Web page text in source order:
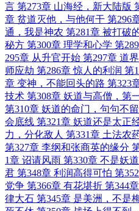
言 第273章 山海经，新大陆版
章 贫道灭他，与他何干 第296
通，我是神农 第281章 被打破
秘方 第300章 理学和心学 第
295章 从升官开始 第297章 道
师应劫 第286章 惊人的利润 第
章 变神，不能回头的路 第323
技术 第308章 妖道与高僧，第
第310章 妖道的命门，句句不
会底线 第321章 妖道还是太正
力，分化敌人 第331章 土法农
第327章 李纲和张商英的缘分
1章 诏请风雨 第330章 不是妖
君 第348章 利润高得可怕 第
党争 第366章 有花堪折 第344
律大石 第345章 是美洲，不是